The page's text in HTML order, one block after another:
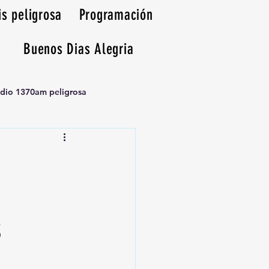
peligrosa
Programación
Buenos Dias Alegria
1370am peligrosa